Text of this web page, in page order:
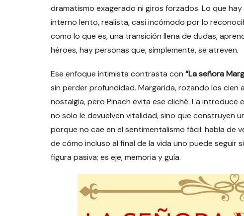
dramatismo exagerado ni giros forzados. Lo que
interno lento, realista, casi incómodo por lo
como lo que es, una transición llena de dudas,
héroes, hay personas que, simplemente, se atreven.
Ese enfoque intimista contrasta con “La señora
sin perder profundidad. Margarida, rozando los cien
nostalgia, pero Pinach evita ese cliché. La introduce
no solo le devuelven vitalidad, sino que construyen
porque no cae en el sentimentalismo fácil: habla de
de cómo incluso al final de la vida uno puede seguir
figura pasiva; es eje, memoria y guía.